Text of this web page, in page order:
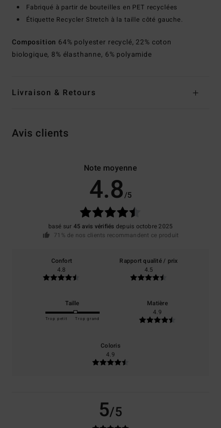
Fabriqué à partir de bouteilles en PET recyclées
Étiquette Recycler Stretch à la taille côté gauche.
Composition 64% polyester recyclé, 22% coton
biologique, 8% élasthanne, 6% polyamide
Livraison & Retours
Avis clients
Note moyenne
4.8/5
basé sur 45 avis vérifiés depuis octobre 2025
71% de nos clients recommandent ce produit
Confort
4.8
Rapport qualité / prix
4.5
Taille
Trop petit Trop grand
Matière
4.9
Coloris
4.9
5/5